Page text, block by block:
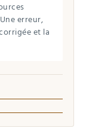
erreur,
et la